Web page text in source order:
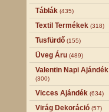
Táblák (435)
Textil Termékek (318)
Tusfürdő (155)
Üveg Áru (489)
Valentin Napi Ajándék
(300)
Vicces Ajándék (634)
Virág Dekoráció (57)